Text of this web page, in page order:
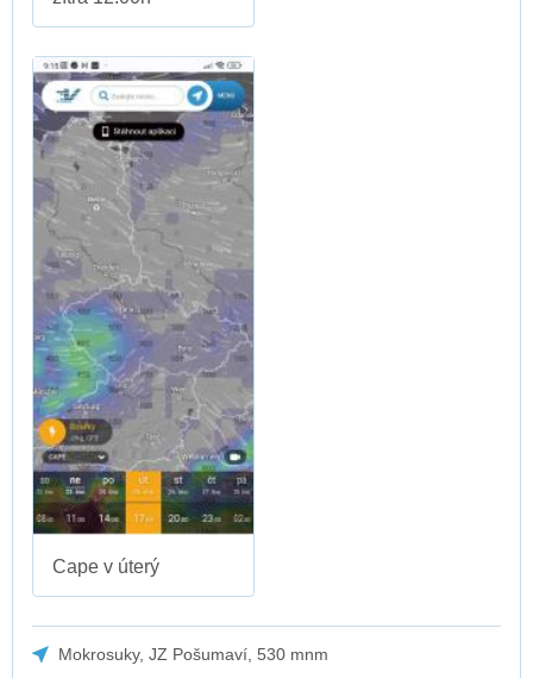
Cape v úterý
Mokrosuky, JZ Pošumaví, 530 mnm